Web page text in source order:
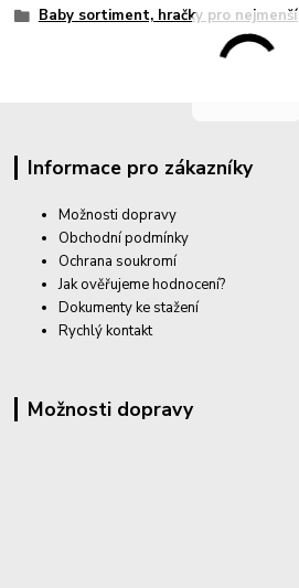
Baby sortiment, hračky pro nejmenší
Informace pro zákazníky
Možnosti dopravy
Obchodní podmínky
Ochrana soukromí
Jak ověřujeme hodnocení?
Dokumenty ke stažení
Rychlý kontakt
Možnosti dopravy